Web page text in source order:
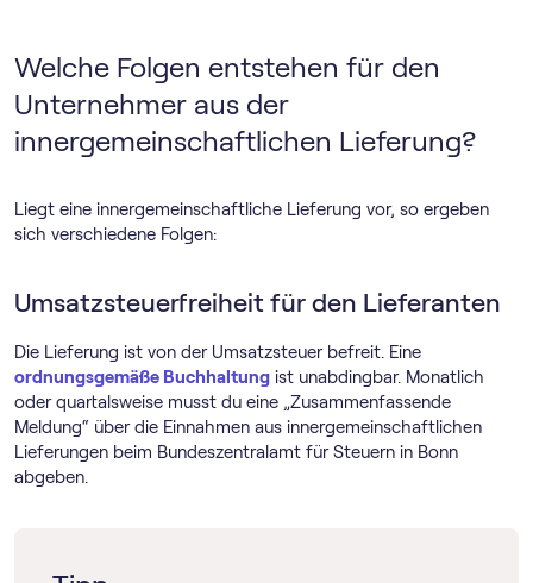
Welche Folgen entstehen für den
Unternehmer aus der
innergemeinschaftlichen Lieferung?
Liegt eine innergemeinschaftliche Lieferung vor, so ergeben
sich verschiedene Folgen:
Umsatzsteuerfreiheit für den Lieferanten
Die Lieferung ist von der Umsatzsteuer befreit. Eine
ordnungsgemäße Buchhaltung ist unabdingbar. Monatlich
oder quartalsweise musst du eine „Zusammenfassende
Meldung“ über die Einnahmen aus innergemeinschaftlichen
Lieferungen beim Bundeszentralamt für Steuern in Bonn
abgeben.